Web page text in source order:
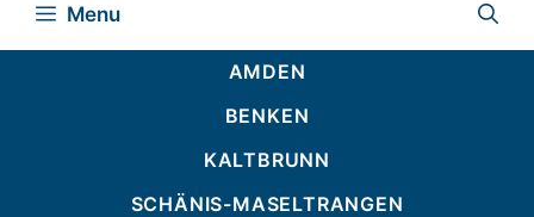
Menu
AMDEN
BENKEN
KALTBRUNN
SCHÄNIS-MASELTRANGEN